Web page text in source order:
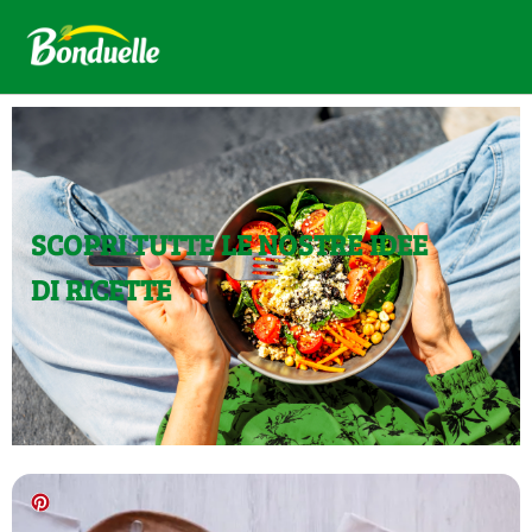
SCOPRI TUTTE LE NOSTRE IDEE
DI RICETTE